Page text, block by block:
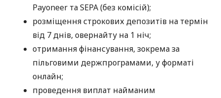
Payoneer та SEPA (без комісій);
розміщення строкових депозитів на термін
від 7 днів, овернайту на 1 ніч;
отримання фінансування, зокрема за
пільговими держпрограмами, у форматі
онлайн;
проведення виплат найманим